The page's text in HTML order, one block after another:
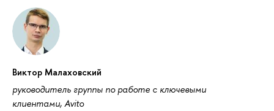
Виктор Малаховский
руководитель группы по работе с ключевыми
клиентами, Avito